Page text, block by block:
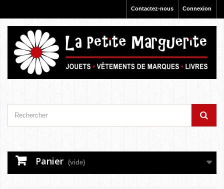
Connexion
Contactez-nous
Panier (vide)